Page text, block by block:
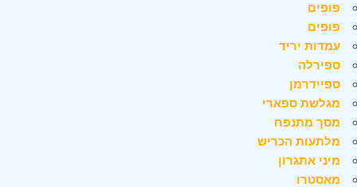
פופים
פופים
עמדות יריד
ספירלה
ספיידרמן
מגלשת ספארי
מסך מתנפח
מלתעות הכריש
מיני אתגרון
מאסטרו